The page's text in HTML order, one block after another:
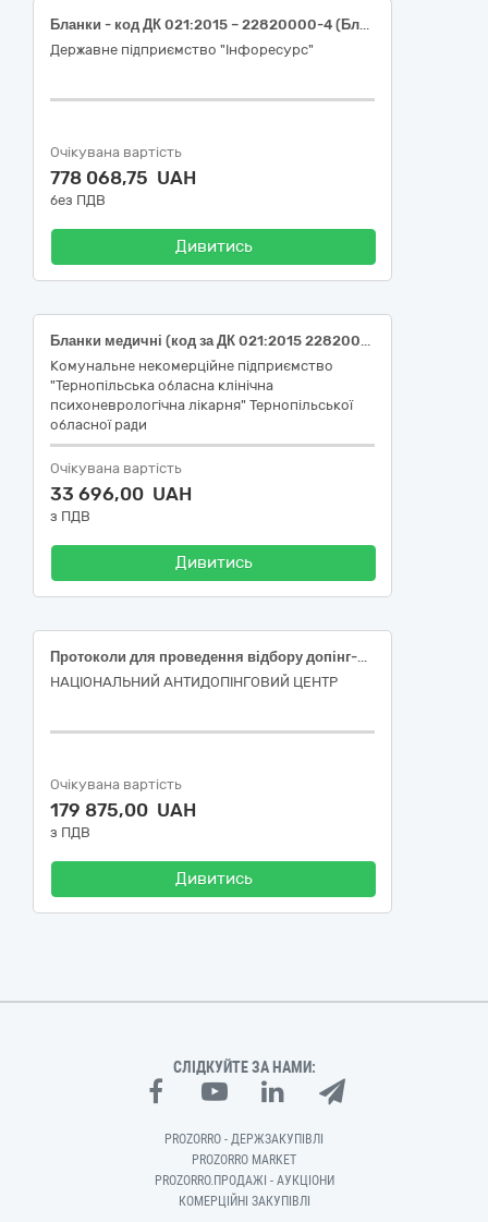
Бланки - код ДК 021:2015 – 22820000-4 (Бланки документів про освіту, що виготовляються поліграфічним способом)
Державне підприємство "Інфоресурс"
Очікувана вартість
778 068,75 UAH
без ПДВ
Дивитись
Бланки медичні (код за ДК 021:2015 22820000-4 Бланки)
Комунальне некомерційне підприємство
"Тернопільська обласна клінічна
психоневрологічна лікарня" Тернопільської
обласної ради
Очікувана вартість
33 696,00 UAH
з ПДВ
Дивитись
Протоколи для проведення відбору допінг-проб відповідно до специфікації
НАЦІОНАЛЬНИЙ АНТИДОПІНГОВИЙ ЦЕНТР
Очікувана вартість
179 875,00 UAH
з ПДВ
Дивитись
СЛІДКУЙТЕ ЗА НАМИ:
PROZORRO - ДЕРЖЗАКУПІВЛІ
PROZORRO MARKET
PROZORRO.ПРОДАЖІ - АУКЦІОНИ
КОМЕРЦІЙНІ ЗАКУПІВЛІ